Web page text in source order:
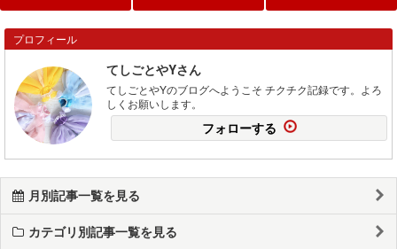
プロフィール
てしごとやYさん
てしごとやYのブログへようこそ チクチク記録です。よろ
しくお願いします。
フォローする
月別記事一覧を見る
カテゴリ別記事一覧を見る